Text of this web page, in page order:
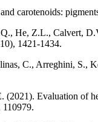
carotenoids:
He, Z.L., Calvert,
1421-1434.
C., Arreghini, S.,
Evaluation of